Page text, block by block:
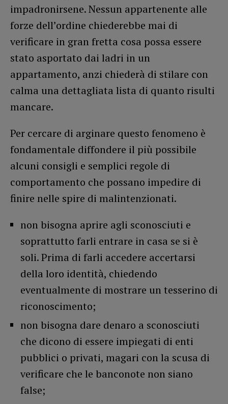
impadronirsene. Nessun appartenente alle
forze dell’ordine chiederebbe mai di
verificare in gran fretta cosa possa essere
stato asportato dai ladri in un
appartamento, anzi chiederà di stilare con
calma una dettagliata lista di quanto risulti
mancare.
Per cercare di arginare questo fenomeno è
fondamentale diffondere il più possibile
alcuni consigli e semplici regole di
comportamento che possano impedire di
finire nelle spire di malintenzionati.
non bisogna aprire agli sconosciuti e
soprattutto farli entrare in casa se si è
soli. Prima di farli accedere accertarsi
della loro identità, chiedendo
eventualmente di mostrare un tesserino di
riconoscimento;
non bisogna dare denaro a sconosciuti
che dicono di essere impiegati di enti
pubblici o privati, magari con la scusa di
verificare che le banconote non siano
false;